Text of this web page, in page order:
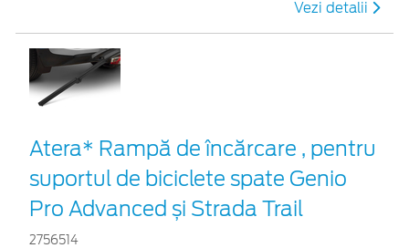
Vezi detalii
Atera* Rampă de încărcare , pentru
suportul de biciclete spate Genio
Pro Advanced și Strada Trail
2756514